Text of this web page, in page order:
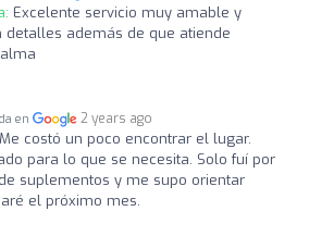
Excelente servicio muy amable y
detalles además de que atiende
en 2 years ago
Me costó un poco encontrar el lugar.
para lo que se necesita. Solo fuí por
suplementos y me supo orientar
el próximo mes.